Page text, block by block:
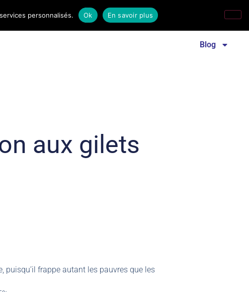
Revue familles laïques Communiqué de presse
Blog
aux gilets
puisqu’il frappe autant les pauvres que les
personnalisés. Ok En savoir plus